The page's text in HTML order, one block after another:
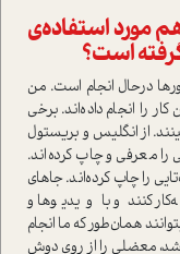
مورد ا‌ستفاده‌ی
ا‌ست؟
در‌حال انجام ا‌ست. من
را انجام داده‌اند. برخی
از انگلیس و بریستول
را معرفی و چاپ کرده‌اند.
را چاپ کرده‌اند. جاهای
کنند و با ویدیوها و
همان‌طور که ما انجام
معضلی را از روی دوش